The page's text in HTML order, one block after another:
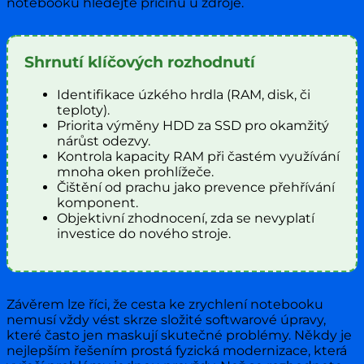
Shrnutí klíčových rozhodnutí
Identifikace úzkého hrdla (RAM, disk, či
teploty).
Priorita výměny HDD za SSD pro okamžitý
nárůst odezvy.
Kontrola kapacity RAM při častém využívání
mnoha oken prohlížeče.
Čištění od prachu jako prevence přehřívání
komponent.
Objektivní zhodnocení, zda se nevyplatí
investice do nového stroje.
Závěrem lze říci, že cesta ke zrychlení notebooku
nemusí vždy vést skrze složité softwarové úpravy,
které často jen maskují skutečné problémy. Někdy je
nejlepším řešením prostá fyzická modernizace, která